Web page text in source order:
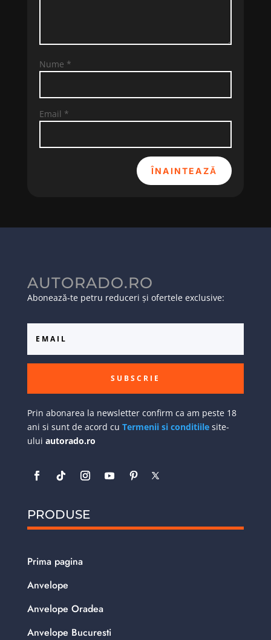
Nume *
Email *
ÎNAINTEAZĂ
AUTORADO.RO
Abonează-te petru reduceri și ofertele exclusive:
SUBSCRIE
Prin abonarea la newsletter confirm ca am peste 18
ani si sunt de acord cu Termenii si conditiilesite-
ului autorado.ro
PRODUSE
Prima pagina
Anvelope
Anvelope Oradea
Anvelope Bucuresti